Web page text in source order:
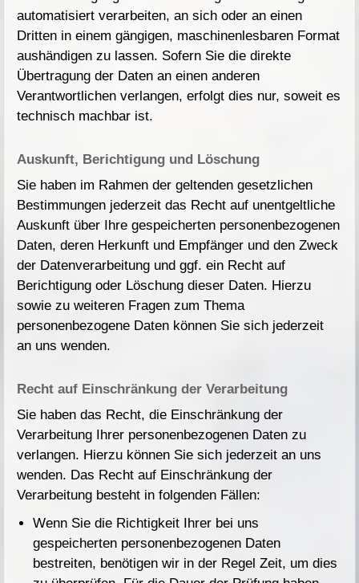
automatisiert verarbeiten, an sich oder an einen
Dritten in einem gängigen, maschinenlesbaren Format
aushändigen zu lassen. Sofern Sie die direkte
Übertragung der Daten an einen anderen
Verantwortlichen verlangen, erfolgt dies nur, soweit es
technisch machbar ist.
Auskunft, Berichtigung und Löschung
Sie haben im Rahmen der geltenden gesetzlichen
Bestimmungen jederzeit das Recht auf unentgeltliche
Auskunft über Ihre gespeicherten personenbezogenen
Daten, deren Herkunft und Empfänger und den Zweck
der Datenverarbeitung und ggf. ein Recht auf
Berichtigung oder Löschung dieser Daten. Hierzu
sowie zu weiteren Fragen zum Thema
personenbezogene Daten können Sie sich jederzeit
an uns wenden.
Recht auf Einschränkung der Verarbeitung
Sie haben das Recht, die Einschränkung der
Verarbeitung Ihrer personenbezogenen Daten zu
verlangen. Hierzu können Sie sich jederzeit an uns
wenden. Das Recht auf Einschränkung der
Verarbeitung besteht in folgenden Fällen:
Wenn Sie die Richtigkeit Ihrer bei uns
gespeicherten personenbezogenen Daten
bestreiten, benötigen wir in der Regel Zeit, um dies